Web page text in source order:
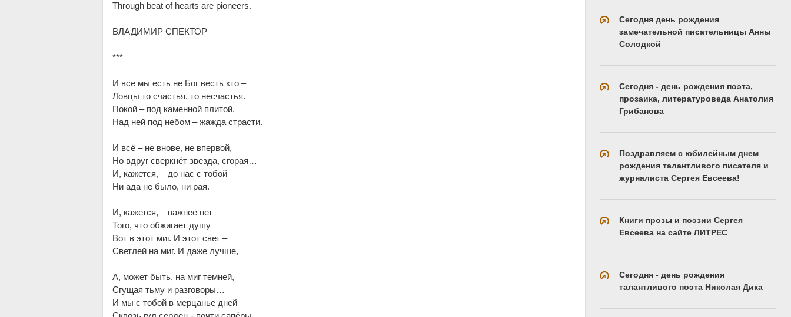
Through beat of hearts are pioneers.
ВЛАДИМИР СПЕКТОР
***
И все мы есть не Бог весть кто –
Ловцы то счастья, то несчастья.
Покой – под каменной плитой.
Над ней под небом – жажда страсти.
И всё – не внове, не впервой,
Но вдруг сверкнёт звезда, сгорая…
И, кажется, – до нас с тобой
Ни ада не было, ни рая.
И, кажется, – важнее нет
Того, что обжигает душу
Вот в этот миг. И этот свет –
Светлей на миг. И даже лучше,
А, может быть, на миг темней,
Сгущая тьму и разговоры…
И мы с тобой в мерцанье дней
Сегодня день рождения
замечательной писательницы Анны
Солодкой
Сегодня - день рождения поэта,
прозаика, литературоведа Анатолия
Грибанова
Поздравляем с юбилейным днем
рождения талантливого писателя и
журналиста Сергея Евсеева!
Книги прозы и поэзии Сергея
Евсеева на сайте ЛИТРЕС
Сегодня - день рождения
талантливого поэта Николая Дика